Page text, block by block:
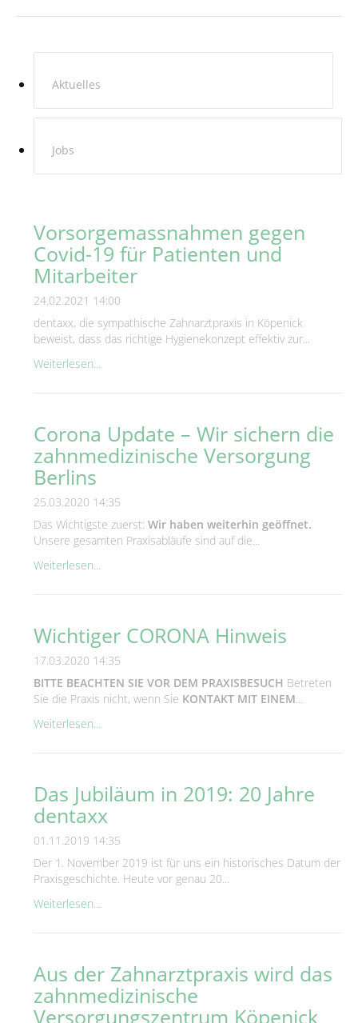
Aktuelles
Jobs
Vorsorgemassnahmen gegen
Covid-19 für Patienten und
Mitarbeiter
24.02.2021 14:00
dentaxx, die sympathische Zahnarztpraxis in Köpenick
beweist, dass das richtige Hygienekonzept effektiv zur...
Weiterlesen...
Corona Update – Wir sichern die
zahnmedizinische Versorgung
Berlins
25.03.2020 14:35
Das Wichtigste zuerst: Wir haben weiterhin geöffnet.
Unsere gesamten Praxisabläufe sind auf die...
Weiterlesen...
Wichtiger CORONA Hinweis
17.03.2020 14:35
BITTE BEACHTEN SIE VOR DEM PRAXISBESUCH Betreten
Sie die Praxis nicht, wenn Sie KONTAKT MIT EINEM
Weiterlesen...
Das Jubiläum in 2019: 20 Jahre
dentaxx
01.11.2019 14:35
Der 1. November 2019 ist für uns ein historisches Datum der
Praxisgeschichte. Heute vor genau 20...
Weiterlesen...
Aus der Zahnarztpraxis wird das
zahnmedizinische
Versorgungszentrum Köpenick